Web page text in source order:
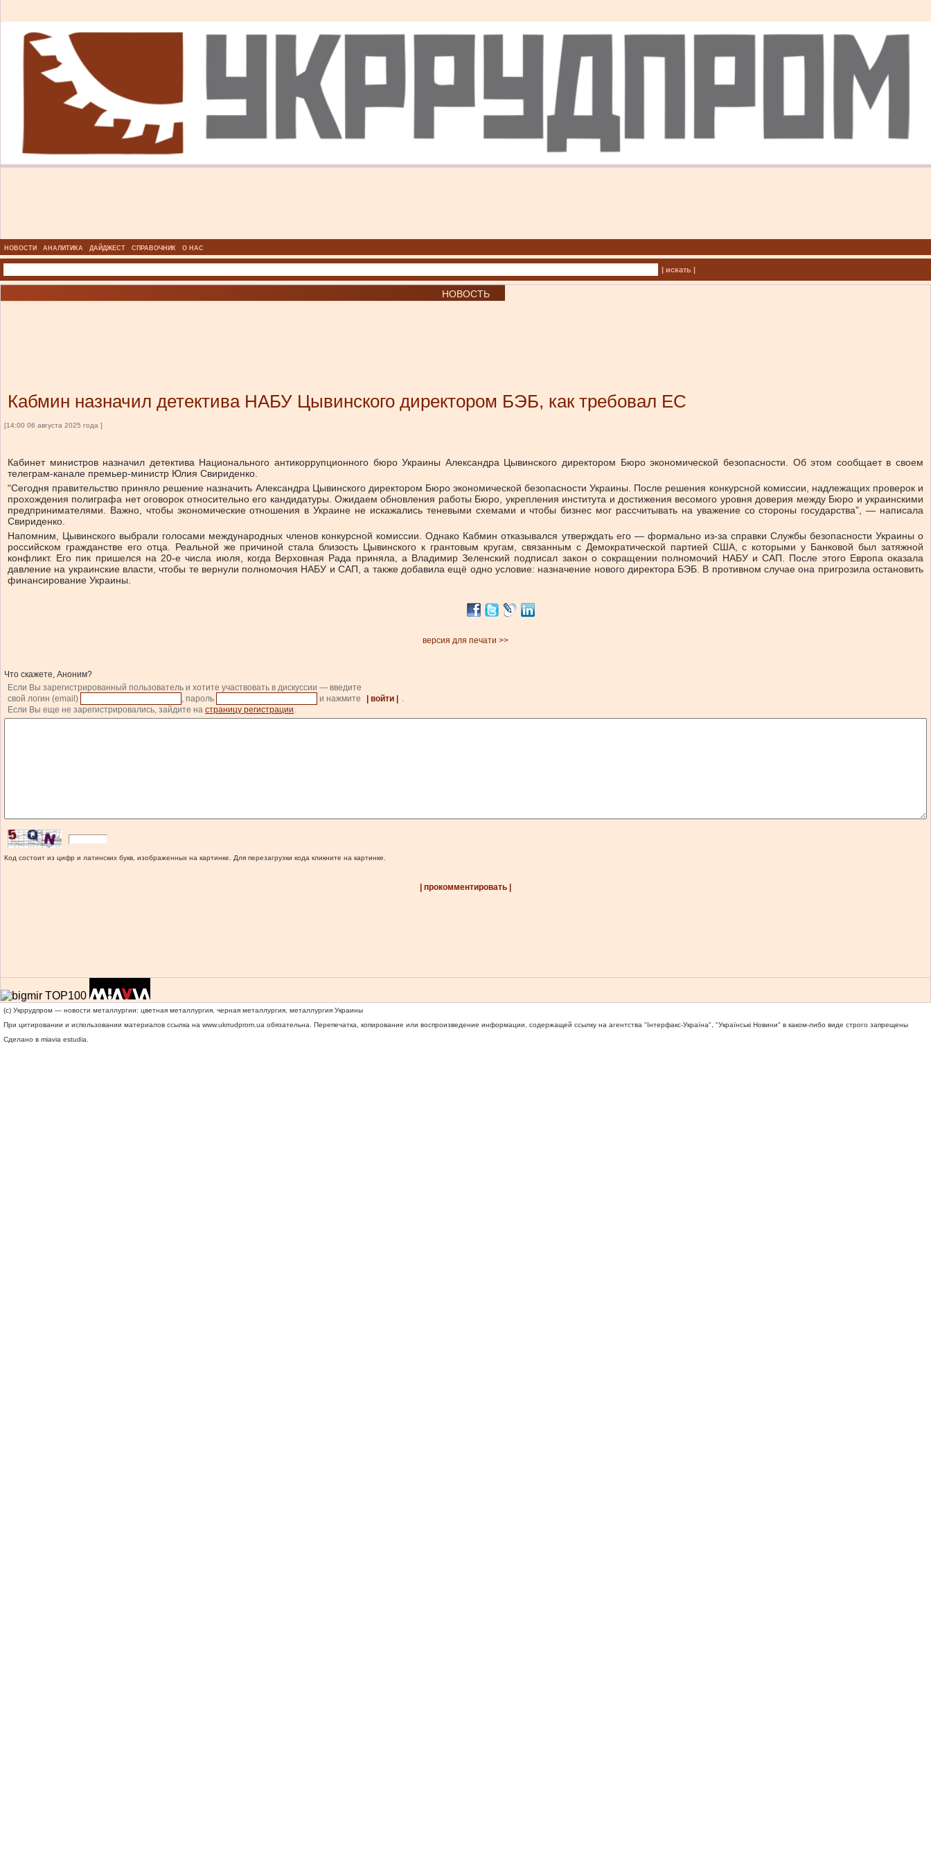
НОВОСТИ АНАЛИТИКА ДАЙДЖЕСТ СПРАВОЧНИК О НАС
| искать |
НОВОСТЬ
Кабмин назначил детектива НАБУ Цывинского директором БЭБ, как требовал ЕС
[14:00 06 августа 2025 года ]
Кабинет министров назначил детектива Национального антикоррупционного бюро Украины Александра Цывинского директором Бюро экономической безопасности. Об этом сообщает в своем
телеграм-канале премьер-министр Юлия Свириденко.
“Сегодня правительство приняло решение назначить Александра Цывинского директором Бюро экономической безопасности Украины. После решения конкурсной комиссии, надлежащих проверок и
прохождения полиграфа нет оговорок относительно его кандидатуры. Ожидаем обновления работы Бюро, укрепления института и достижения весомого уровня доверия между Бюро и украинскими
предпринимателями. Важно, чтобы экономические отношения в Украине не искажались теневыми схемами и чтобы бизнес мог рассчитывать на уважение со стороны государства”, — написала
Свириденко.
Напомним, Цывинского выбрали голосами международных членов конкурсной комиссии. Однако Кабмин отказывался утверждать его — формально из-за справки Службы безопасности Украины о
российском гражданстве его отца. Реальной же причиной стала близость Цывинского к грантовым кругам, связанным с Демократической партией США, с которыми у Банковой был затяжной
конфликт. Его пик пришелся на 20-е числа июля, когда Верховная Рада приняла, а Владимир Зеленский подписал закон о сокращении полномочий НАБУ и САП. После этого Европа оказала
давление на украинские власти, чтобы те вернули полномочия НАБУ и САП, а также добавила ещё одно условие: назначение нового директора БЭБ. В противном случае она пригрозила остановить
финансирование Украины.
версия для печати >>
Что скажете, Аноним?
Если Вы зарегистрированный пользователь и хотите участвовать в дискуссии — введите
свой логин (email)
, пароль и нажмите | войти |
.
Если Вы еще не зарегистрировались, зайдите на страницу регистрации.
Код состоит из цифр и латинских букв, изображенных на картинке. Для перезагрузки кода кликните на картинке.
| прокомментировать |
(c) Укррудпром — новости металлургии: цветная металлургия, черная металлургия, металлургия Украины
При цитировании и использовании материалов ссылка на www.ukrrudprom.ua обязательна. Перепечатка, копирование или воспроизведение информации, содержащей ссылку на агентства "Iнтерфакс-Україна", "Українськi Новини" в каком-либо виде строго запрещены
Сделано в miavia estudia.